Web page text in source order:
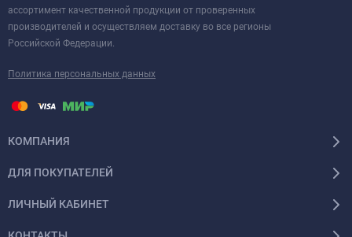
ассортимент качественной продукции от проверенных
производителей и осуществляем доставку во все регионы
Российской Федерации.
Политика персональных данных
КОМПАНИЯ
ДЛЯ ПОКУПАТЕЛЕЙ
ЛИЧНЫЙ КАБИНЕТ